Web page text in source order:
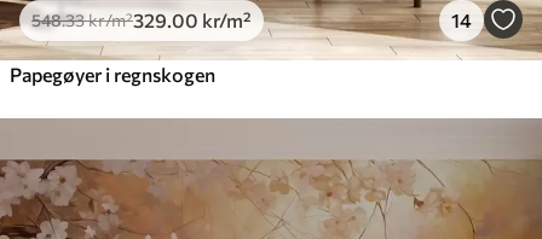
548.33kr/m²329 .00 kr/m² 14
Papegøyer i regnskogen